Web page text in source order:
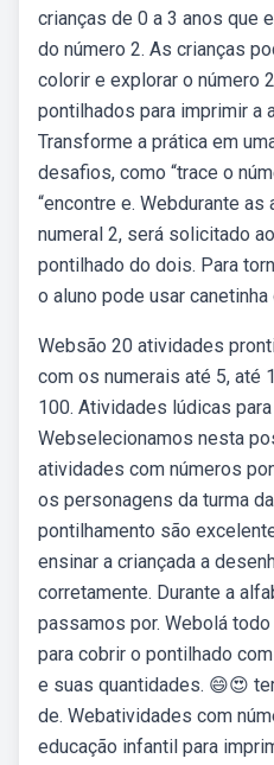
crianças de 0 a 3 anos que
do número 2. As crianças
colorir e explorar o número
pontilhados para imprimir a
Transforme a prática em
desafios, como “trace o
“encontre e. Webdurante
numeral 2, será solicitado
pontilhado do dois. Para
o aluno pode usar canetinha
Websão 20 atividades
com os numerais até 5, até
100. Atividades lúdicas
Webselecionamos nesta
atividades com números
os personagens da turma
pontilhamento são
ensinar a criançada a
corretamente. Durante a
passamos por. Webolá
para cobrir o pontilhado
e suas quantidades. 😄😍
de. Webatividades com
educação infantil para